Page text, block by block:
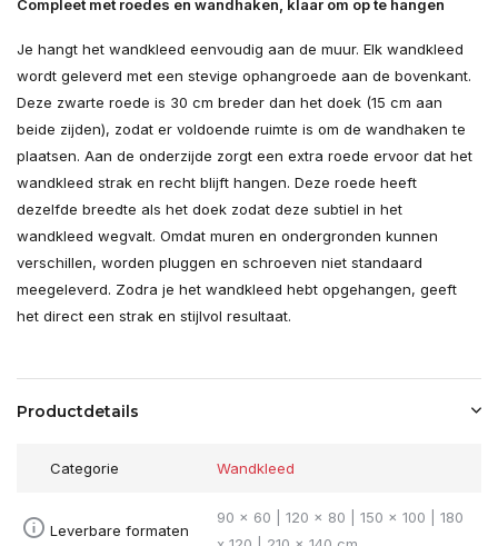
Compleet met roedes en wandhaken, klaar om op te hangen
Je hangt het wandkleed eenvoudig aan de muur. Elk wandkleed
wordt geleverd met een stevige ophangroede aan de bovenkant.
Deze zwarte roede is 30 cm breder dan het doek (15 cm aan
beide zijden), zodat er voldoende ruimte is om de wandhaken te
plaatsen. Aan de onderzijde zorgt een extra roede ervoor dat het
wandkleed strak en recht blijft hangen. Deze roede heeft
dezelfde breedte als het doek zodat deze subtiel in het
wandkleed wegvalt. Omdat muren en ondergronden kunnen
verschillen, worden pluggen en schroeven niet standaard
meegeleverd. Zodra je het wandkleed hebt opgehangen, geeft
het direct een strak en stijlvol resultaat.
Productdetails
Categorie Wandkleed
Leverbare formaten
90 x 60 | 120 x 80 | 150 x 100 | 180